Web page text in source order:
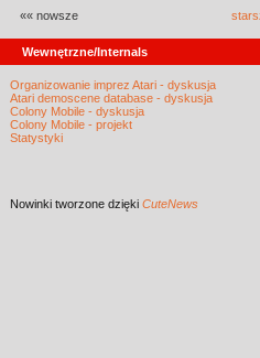
«« nowsze
Wewnętrzne/Internals
Organizowanie imprez Atari - dyskusja
Atari demoscene database - dyskusja
Colony Mobile - dyskusja
Colony Mobile - projekt
Statystyki
Nowinki tworzone dzięki CuteNews